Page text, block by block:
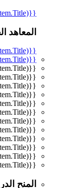
{{mmc.getCurrentTranslation(item.Title)}}
المعاهد
{{mmc.getCurrentTranslation(item.Title)}}
{{mmc.getCurrentTranslation(item.Title)}}
{{mmc.getCurrentTranslation(item.Title)}}
{{mmc.getCurrentTranslation(item.Title)}}
{{mmc.getCurrentTranslation(item.Title)}}
{{mmc.getCurrentTranslation(item.Title)}}
{{mmc.getCurrentTranslation(item.Title)}}
{{mmc.getCurrentTranslation(item.Title)}}
{{mmc.getCurrentTranslation(item.Title)}}
{{mmc.getCurrentTranslation(item.Title)}}
{{mmc.getCurrentTranslation(item.Title)}}
{{mmc.getCurrentTranslation(item.Title)}}
{{mmc.getCurrentTranslation(item.Title)}}
{{mmc.getCurrentTranslation(item.Title)}}
المنح